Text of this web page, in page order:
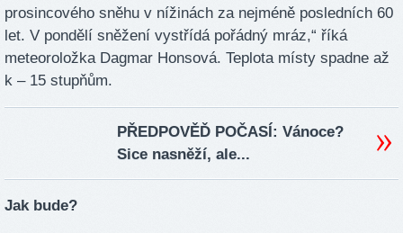
prosincového sněhu v nížinách za nejméně posledních 60
let. V pondělí sněžení vystřídá pořádný mráz,“ říká
meteoroložka Dagmar Honsová. Teplota místy spadne až
k – 15 stupňům.
PŘEDPOVĚĎ POČASÍ: Vánoce?
Sice nasněží, ale...
Jak bude?